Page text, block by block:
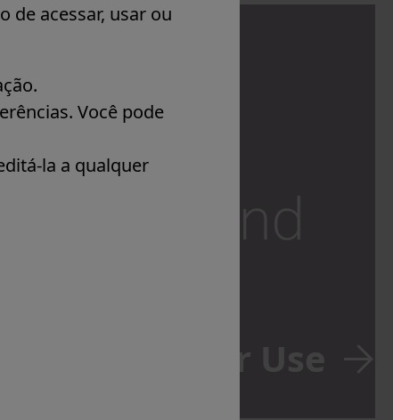
Instruction for Use
de acessar, usar ou
Você pode
la a qualquer